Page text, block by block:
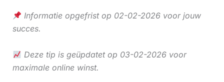
Informatie opgefrist op 02-02-2026 voor jouw
succes.
Deze tip is geüpdatet op 03-02-2026 voor
maximale online winst.